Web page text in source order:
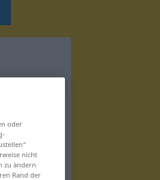
oder
nicht
zu ändern
Rand der